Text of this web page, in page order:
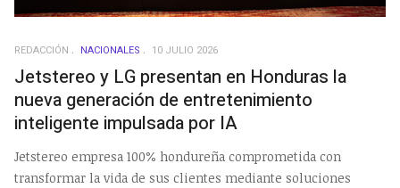
REDACCIÓN NACIONALES 10 JULIO 2026
Jetstereo y LG presentan en Honduras la
nueva generación de entretenimiento
inteligente impulsada por IA
Jetstereo empresa 100% hondureña comprometida con
transformar la vida de sus clientes mediante soluciones